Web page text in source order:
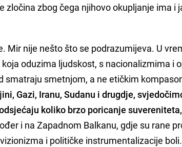
zločina zbog čega njihovo okupljanje ima i
Mir nije nešto što se podrazumijeva. U
oduzima ljudskost, s nacionalizmima i
smatraju smetnjom, a ne etičkim
Gazi, Iranu, Sudanu i drugdje,
koliko brzo poricanje
i na Zapadnom Balkanu, gdje su rane
i političke instrumentalizacije boli.